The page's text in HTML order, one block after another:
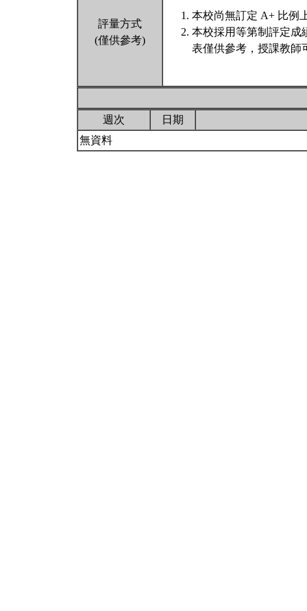
評量方式
(僅供參考)
本校尚無訂定 A+ 比例
本校採用等第制評定成
表僅供參考，授課教師
週次
日期
無資料